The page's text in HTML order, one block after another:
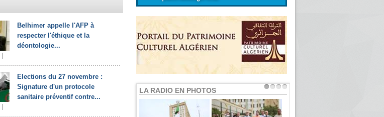
Belhimer appelle l'AFP à
respecter l'éthique et la
déontologie...
Elections du 27 novembre :
Signature d'un protocole
sanitaire préventif contre...
LA RADIO EN PHOTOS